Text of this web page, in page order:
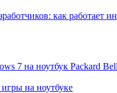
как работает
7 на ноутбук Packard Bell
на ноутбуке